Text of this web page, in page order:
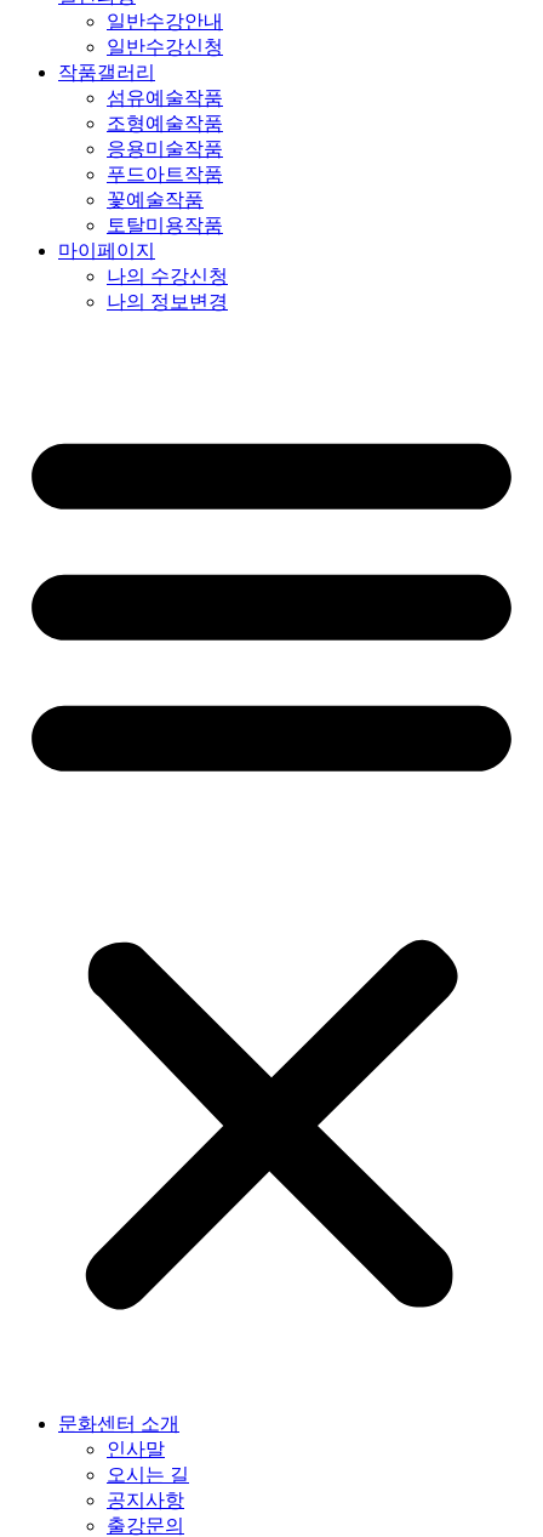
일반수강안내
일반수강신청
작품갤러리
섬유예술작품
조형예술작품
응용미술작품
푸드아트작품
꽃예술작품
토탈미용작품
마이페이지
나의 수강신청
나의 정보변경
문화센터 소개
인사말
오시는 길
공지사항
출강문의